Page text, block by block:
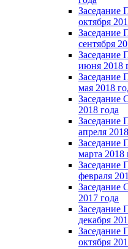
октября
сентября
июня 2018
мая 2018
Заседание
2018 года
апреля
марта 2018
февраля
Заседание
2017 года
декабря
октября